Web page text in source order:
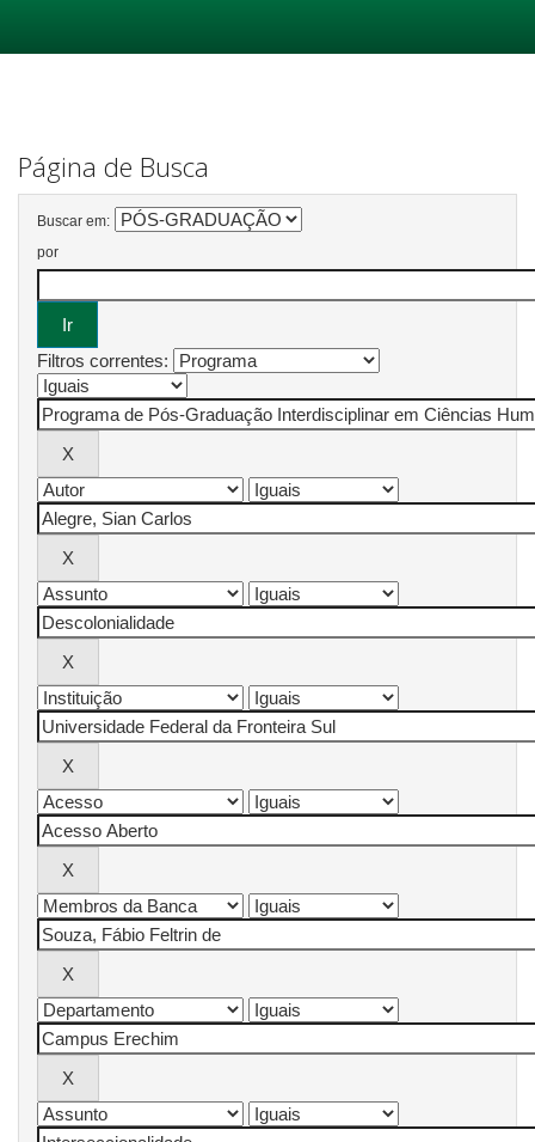
Página de Busca
Buscar em:
por
Filtros correntes: